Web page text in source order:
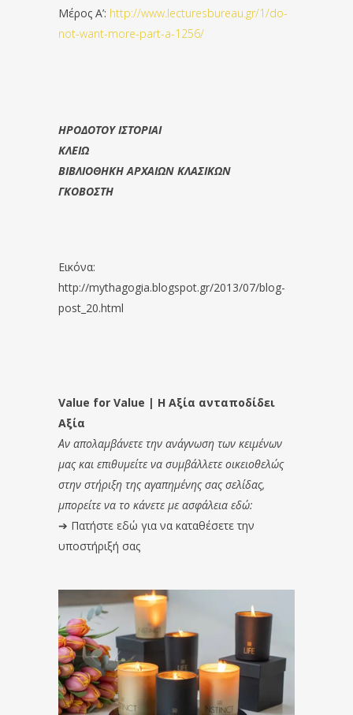
Μέρος Α’: http://www.lecturesbureau.gr/1/do-
not-want-more-part-a-1256/
ΗΡΟΔΟΤΟΥ ΙΣΤΟΡΙΑΙ
ΚΛΕΙΩ
ΒΙΒΛΙΟΘΗΚΗ ΑΡΧΑΙΩΝ ΚΛΑΣΙΚΩΝ
ΓΚΟΒΟΣΤΗ
Εικόνα:
http://mythagogia.blogspot.gr/2013/07/blog-
post_20.html
Value for Value | Η Αξία ανταποδίδει
Αξία
Αν απολαμβάνετε την ανάγνωση των κειμένων
μας και επιθυμείτε να συμβάλλετε οικειοθελώς
στην στήριξη της αγαπημένης σας σελίδας,
μπορείτε να το κάνετε με ασφάλεια εδώ:
➔ Πατήστε εδώ για να καταθέσετε την
υποστήριξή σας